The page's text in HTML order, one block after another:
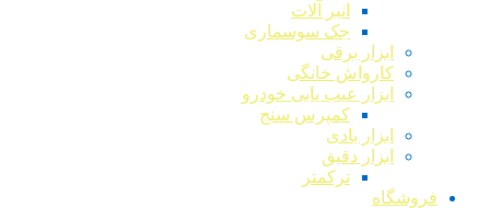
انبر آلات
جک سوسماری
ابزار برقی
کارواش خانگی
ابزار عیب یابی خودرو
کمپرس سنج
ابزار بادی
ابزار دقیق
ترکمتر
فروشگاه